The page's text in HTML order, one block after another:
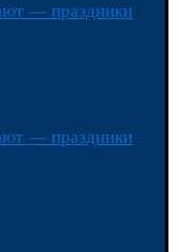
— праздники
— праздники